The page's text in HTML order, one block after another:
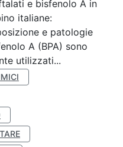
e bisfenolo A in
italiane:
e patologie
A (BPA) sono
utilizzati...